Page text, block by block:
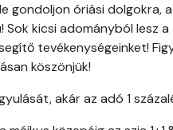
gondoljon óriási
Sok kicsi adományból lesz
tevékenységeinket!
köszönjük!
akár az adó 1